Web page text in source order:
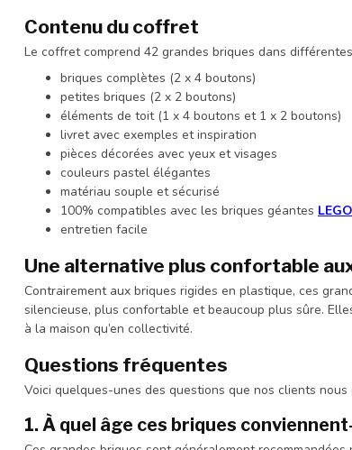
Contenu du coffret
Le coffret comprend 42 grandes briques dans
briques complètes (2 x 4 boutons)
petites briques (2 x 2 boutons)
éléments de toit (1 x 4 boutons et 1 x 2 boutons)
livret avec exemples et inspiration
pièces décorées avec yeux et visages
couleurs pastel élégantes
matériau souple et sécurisé
100% compatibles avec les briques géantes
entretien facile
Une alternative plus confortable
Contrairement aux briques rigides en plastique, ces
silencieuse, plus confortable et beaucoup plus sûre.
à la maison qu’en collectivité.
Questions fréquentes
Voici quelques-unes des questions que nos clients nous
1. À quel âge ces briques